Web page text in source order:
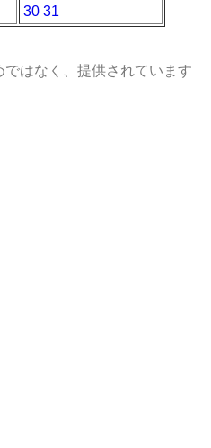
30 31
はなく、提供されています